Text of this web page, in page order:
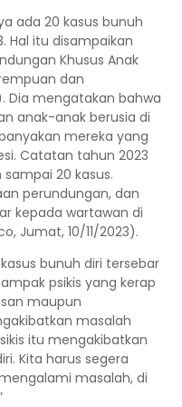
ada 20 kasus bunuh
Hal itu disampaikan
Khusus Anak
dan
Dia mengatakan bahwa
anak-anak berusia di
mereka yang
Catatan tahun 2023
20 kasus.
perundungan, dan
kepada wartawan di
Jumat, 10/11/2023).
bunuh diri tersebar
psikis yang kerap
maupun
masalah
itu mengakibatkan
Kita harus segera
masalah, di